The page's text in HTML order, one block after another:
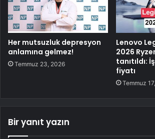
Her mutsuzluk depresyon
anlamına gelmez!
Temmuz 23, 2026
Lenovo
2026
tanıtıldı:
fiyatı
Temmuz
Bir yanıt yazın